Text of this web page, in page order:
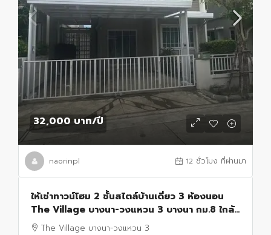
32,000 บาท/ปี
naorinpl 12 ชั่วโมง ที่ผ่านมา
ให้เช่าทาวน์โฮม 2 ชั้นสไตล์บ้านเดี่ยว 3 ห้องนอน
The Village บางนา-วงแหวน 3 บางนา กม.8 ใกล้
เมกะบางนา
The Village บางนา-วงแหวน 3